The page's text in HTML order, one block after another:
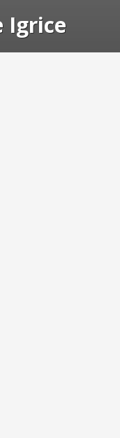
Igrice